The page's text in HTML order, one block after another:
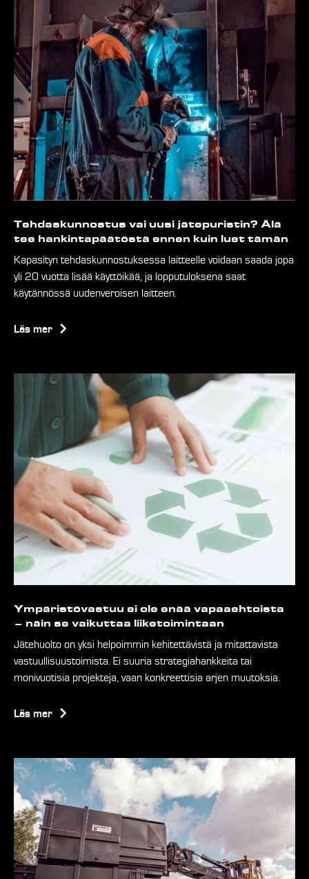
Tehdaskunnostus vai uusi jätepuristin? Älä
tee hankintapäätöstä ennen kuin luet tämän
Kapasityn tehdaskunnostuksessa laitteelle voidaan saada jopa
yli 20 vuotta lisää käyttöikää, ja lopputuloksena saat
käytännössä uudenveroisen laitteen.
Läs mer
Ympäristövastuu ei ole enää vapaaehtoista
– näin se vaikuttaa liiketoimintaan
Jätehuolto on yksi helpoimmin kehitettävistä ja mitattavista
vastuullisuustoimista. Ei suuria strategiahankkeita tai
monivuotisia projekteja, vaan konkreettisia arjen muutoksia.
Läs mer